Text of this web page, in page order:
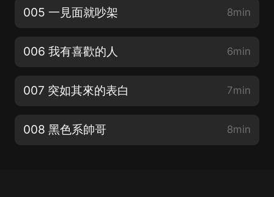
005 一見面就吵架 8min
006 我有喜歡的人 6min
007 突如其來的表白 7min
008 黑色系帥哥 8min